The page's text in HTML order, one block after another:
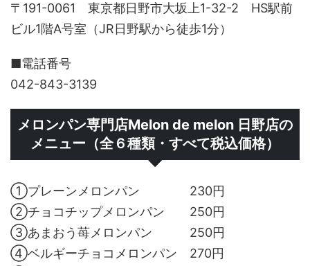
〒191-0061 東京都日野市大坂上1-32-2 HS駅前
ビル1階A号室（JR日野駅から徒歩1分）
■電話番号
042-843-3139
メロンパン専門店Melon de melon 日野店の
メニュー（全６種類・すべて税込価格）
①プレーンメロンパン 230円
②チョコチップメロンパン 250円
③あまおう苺メロンパン 250円
④ベルギーチョコメロンパン 270円